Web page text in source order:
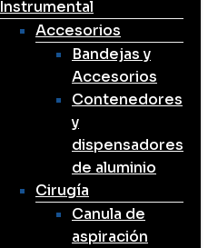
Instrumental
Accesorios
Bandejas y
Accesorios
Contenedores
y
dispensadores
de aluminio
Cirugía
Canula de
aspiración